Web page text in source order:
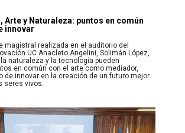
Arte y Naturaleza: puntos en común
innovar
magistral realizada en el auditorio del
UC Anacleto Angelini, Solimán López,
naturaleza y la tecnología pueden
en común con el arte como mediador,
de innovar en la creación de un futuro mejor
seres vivos.